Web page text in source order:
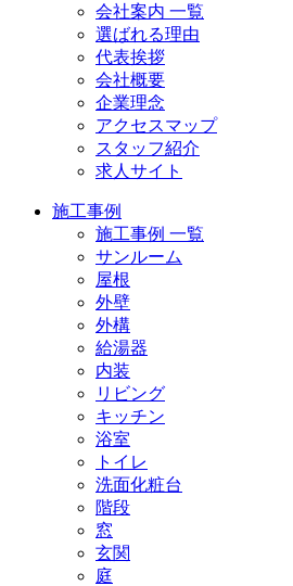
会社案内 一覧
選ばれる理由
代表挨拶
会社概要
企業理念
アクセスマップ
スタッフ紹介
求人サイト
施工事例
施工事例 一覧
サンルーム
屋根
外壁
外構
給湯器
内装
リビング
キッチン
浴室
トイレ
洗面化粧台
階段
窓
玄関
庭